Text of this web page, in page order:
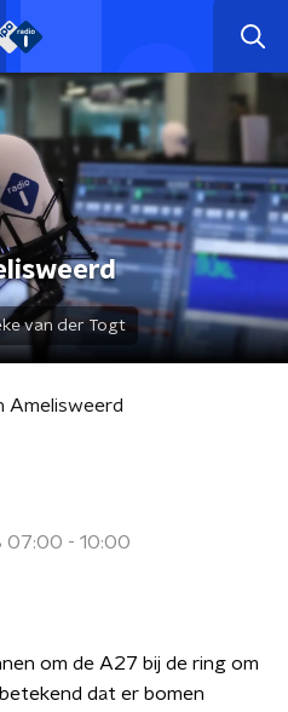
van der Togt
Amelisweerd
07:00 - 10:00
om de A27 bij de ring om
dat er bomen